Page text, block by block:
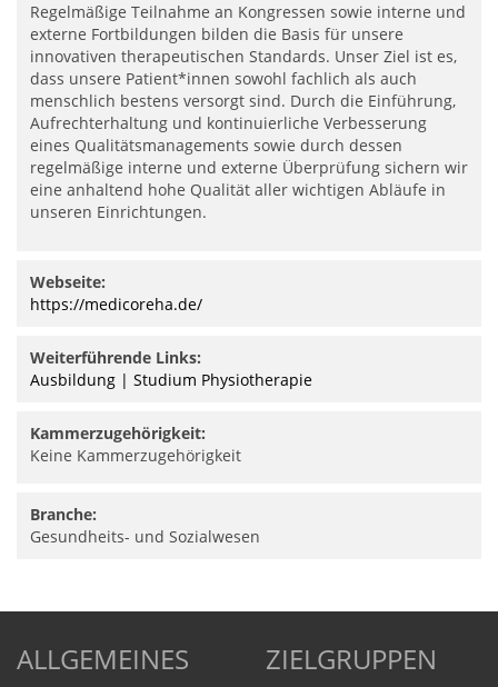
Regelmäßige Teilnahme an Kongressen sowie interne und
externe Fortbildungen bilden die Basis für unsere
innovativen therapeutischen Standards. Unser Ziel ist es,
dass unsere Patient*innen sowohl fachlich als auch
menschlich bestens versorgt sind. Durch die Einführung,
Aufrechterhaltung und kontinuierliche Verbesserung
eines Qualitätsmanagements sowie durch dessen
regelmäßige interne und externe Überprüfung sichern wir
eine anhaltend hohe Qualität aller wichtigen Abläufe in
unseren Einrichtungen.
Webseite:
https://medicoreha.de/
Weiterführende Links:
Ausbildung | Studium Physiotherapie
Kammerzugehörigkeit:
Keine Kammerzugehörigkeit
Branche:
Gesundheits- und Sozialwesen
ALLGEMEINES ZIELGRUPPEN